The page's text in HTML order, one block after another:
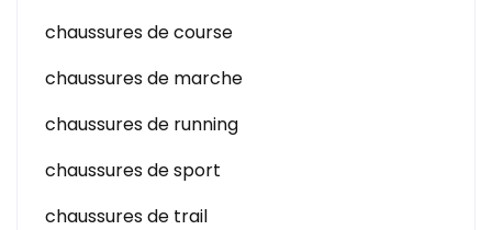
chaussures de course
chaussures de marche
chaussures de running
chaussures de sport
chaussures de trail